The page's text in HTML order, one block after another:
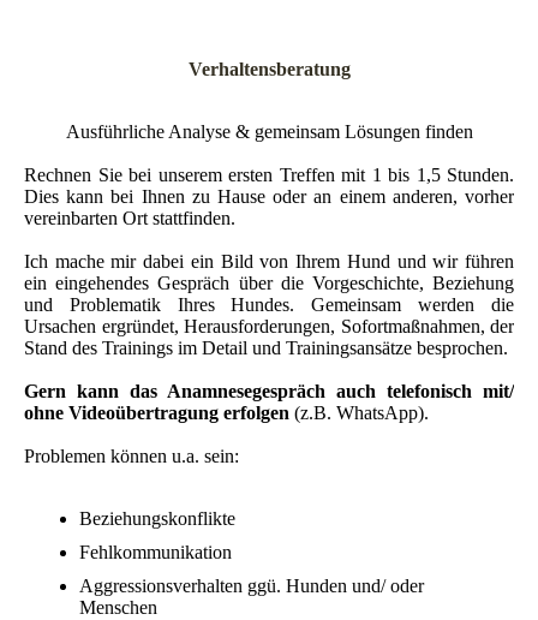
Verhaltensberatung
Ausführliche Analyse & gemeinsam Lösungen finden
Rechnen Sie bei unserem ersten Treffen mit 1 bis 1,5 Stunden.
Dies kann bei Ihnen zu Hause oder an einem anderen, vorher
vereinbarten Ort stattfinden.
Ich mache mir dabei ein Bild von Ihrem Hund und wir führen
ein eingehendes Gespräch über die Vorgeschichte, Beziehung
und Problematik Ihres Hundes. Gemeinsam werden die
Ursachen ergründet, Herausforderungen, Sofortmaßnahmen, der
Stand des Trainings im Detail und Trainingsansätze besprochen.
Gern kann das Anamnesegespräch auch telefonisch mit/
ohne Videoübertragung erfolgen (z.B. WhatsApp).
Problemen können u.a. sein:
Beziehungskonflikte
Fehlkommunikation
Aggressionsverhalten ggü. Hunden und/ oder
Menschen